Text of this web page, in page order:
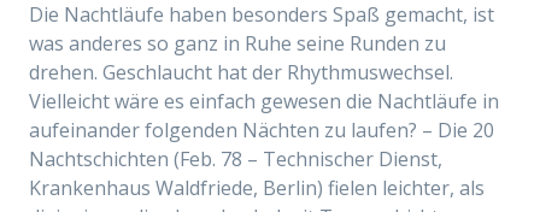
Die Nachtläufe haben besonders Spaß gemacht, ist
was anderes so ganz in Ruhe seine Runden zu
drehen. Geschlaucht hat der Rhythmuswechsel.
Vielleicht wäre es einfach gewesen die Nachtläufe in
aufeinander folgenden Nächten zu laufen? – Die 20
Nachtschichten (Feb. 78 – Technischer Dienst,
Krankenhaus Waldfriede, Berlin) fielen leichter, als